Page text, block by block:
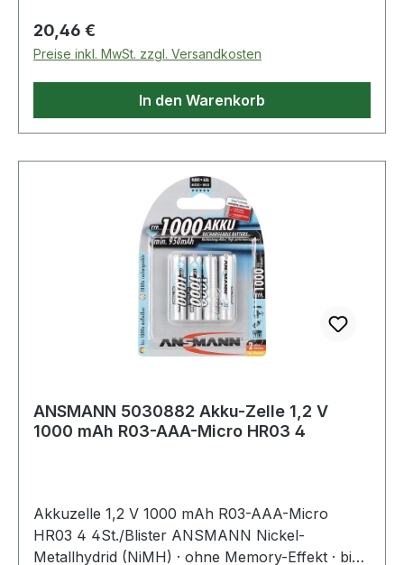
Batterien und Akkus bzw. solche Geräte
verkaufen, die Batterien und Akkus enthalten,
sind wir nach dem Batteriegesetz (BattG)
verpflichtet, Sie auf Folgendes hinzuweisen: Das
Regulärer Preis:
20,46 €
Preise inkl. MwSt. zzgl. Versandkosten
In den Warenkorb
ANSMANN 5030882 Akku-Zelle 1,2 V
1000 mAh R03-AAA-Micro HR03 4
Akkuzelle 1,2 V 1000 mAh R03-AAA-Micro
HR03 4 4St./Blister ANSMANN Nickel-
Metallhydrid (NiMH) · ohne Memory-Effekt · bis